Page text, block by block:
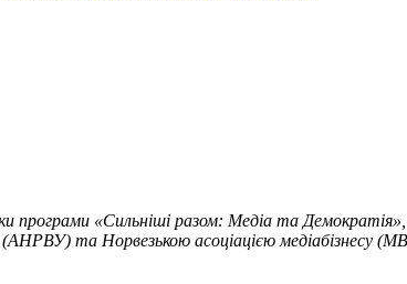
програми «Сильніші разом: Медіа та
та Норвезькою асоціацією медіабізнесу